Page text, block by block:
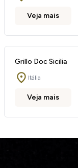
Veja mais
Grillo Doc Sicilia
Itália
Veja mais